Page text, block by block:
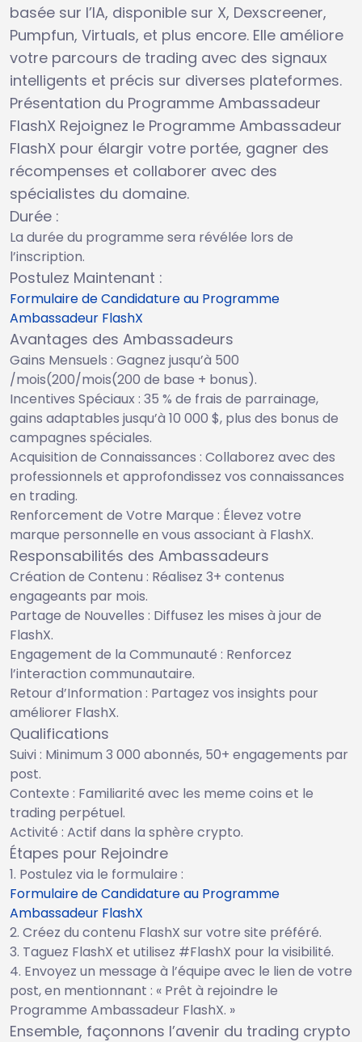
basée sur l’IA, disponible sur X, Dexscreener,
Pumpfun, Virtuals, et plus encore. Elle améliore
votre parcours de trading avec des signaux
intelligents et précis sur diverses plateformes.
Présentation du Programme Ambassadeur
FlashX Rejoignez le Programme Ambassadeur
FlashX pour élargir votre portée, gagner des
récompenses et collaborer avec des
spécialistes du domaine.
Durée :
La durée du programme sera révélée lors de
l’inscription.
Postulez Maintenant :
Formulaire de Candidature au Programme
Ambassadeur FlashX
Avantages des Ambassadeurs
Gains Mensuels : Gagnez jusqu’à 500
/mois(200/mois(200 de base + bonus).
Incentives Spéciaux : 35 % de frais de parrainage,
gains adaptables jusqu’à 10 000 $, plus des bonus de
campagnes spéciales.
Acquisition de Connaissances : Collaborez avec des
professionnels et approfondissez vos connaissances
en trading.
Renforcement de Votre Marque : Élevez votre
marque personnelle en vous associant à FlashX.
Responsabilités des Ambassadeurs
Création de Contenu : Réalisez 3+ contenus
engageants par mois.
Partage de Nouvelles : Diffusez les mises à jour de
FlashX.
Engagement de la Communauté : Renforcez
l’interaction communautaire.
Retour d’Information : Partagez vos insights pour
améliorer FlashX.
Qualifications
Suivi : Minimum 3 000 abonnés, 50+ engagements par
post.
Contexte : Familiarité avec les meme coins et le
trading perpétuel.
Activité : Actif dans la sphère crypto.
Étapes pour Rejoindre
Postulez via le formulaire :
Formulaire de Candidature au Programme
Ambassadeur FlashX
Créez du contenu FlashX sur votre site préféré.
Taguez FlashX et utilisez #FlashX pour la visibilité.
Envoyez un message à l’équipe avec le lien de votre
post, en mentionnant : « Prêt à rejoindre le
Programme Ambassadeur FlashX. »
Ensemble, façonnons l’avenir du trading crypto